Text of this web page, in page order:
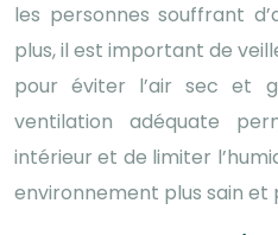
les personnes souffrant
plus, il est important de
pour éviter l’air sec et
ventilation adéquate
intérieur et de limiter
environnement plus sain et